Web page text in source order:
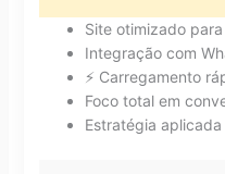
Site otimizado
Integração com
⚡ Carregamento
Foco total em
Estratégia